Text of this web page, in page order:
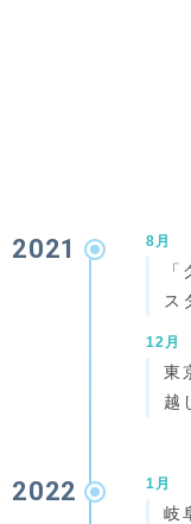
2021 8月
ス
12月
東
越
2022 1月
岐